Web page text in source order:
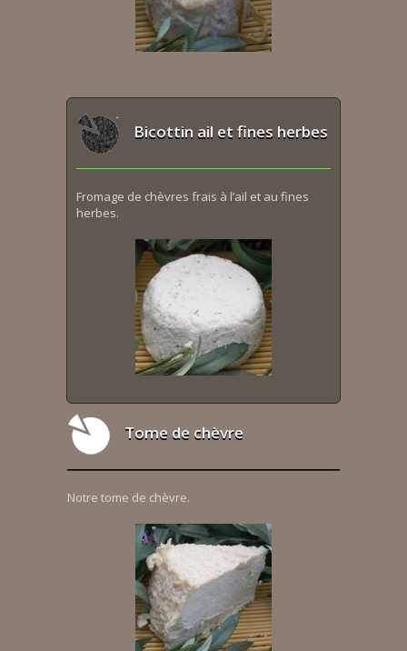
Bicottin ail et fines herbes
Fromage de chèvres frais à l’ail et au fines
herbes.
Tome de chèvre
Notre tome de chèvre.